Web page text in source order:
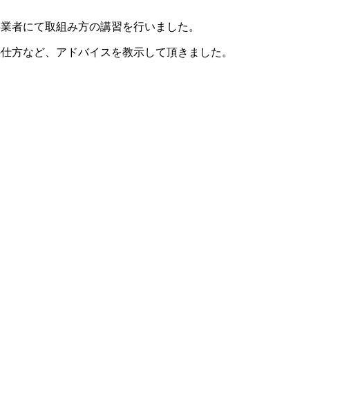
者にて取組み方の講習を行いました。
方など、アドバイスを教示して頂きました。